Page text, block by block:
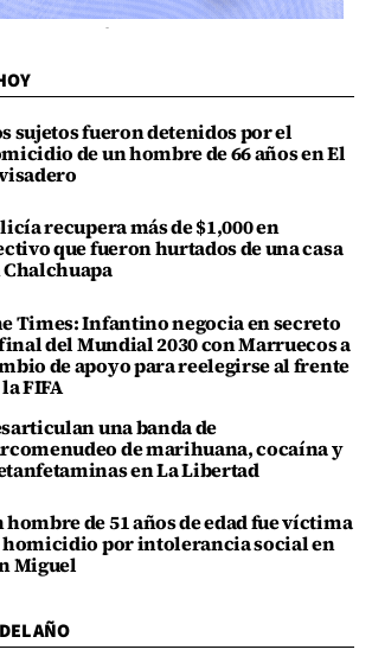
sujetos fueron detenidos por el
de un hombre de 66 años en El
recupera más de $1,000 en
que fueron hurtados de una casa
Chalchuapa
Times: Infantino negocia en secreto
del Mundial 2030 con Marruecos a
de apoyo para reelegirse al frente
FIFA
una banda de
de marihuana, cocaína y
en La Libertad
hombre de 51 años de edad fue víctima
homicidio por intolerancia social en
Miguel
AÑO